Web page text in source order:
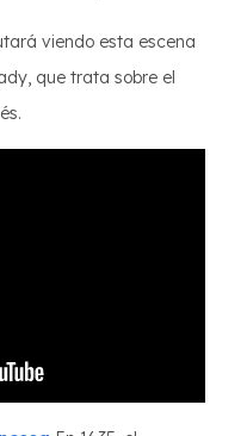
viendo esta escena
que trata sobre el